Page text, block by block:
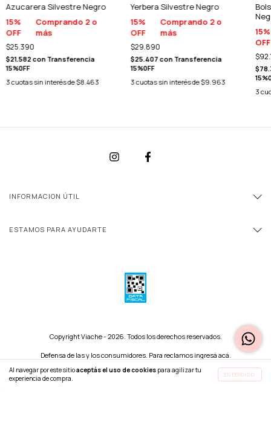
Al navegar por este sitioaceptás el uso de cookies para agilizar tu
experiencia de compra.
ENTENDIDO
Azucarera Silvestre Negro
15%
OFF
Comprando 2 o
más
$25.390
$21.582 con Transferencia
15%0FF
3cuotas sin interés de$8.463
Yerbera Silvestre Negro
15%
OFF
Comprando 2 o
más
$29.890
$25.407 con Transferencia
15%0FF
3cuotas sin interés de$9.963
15%
OFF
3
INFORMACION ÚTIL
ESTAMOS PARA AYUDARTE
Copyright Viache - 2026. Todos los derechos reservados.
Defensa de las y los consumidores. Para reclamos ingresá acá.
Botón de arrepentimiento